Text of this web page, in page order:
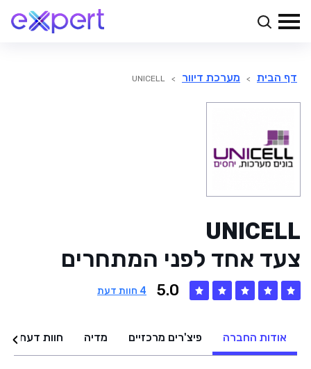
דף הבית > מערכת דיוור >
UNICELL
UNICELL
צעד אחד לפני המתחרים
5.0
4 חוות דעת
אודות החברה פיצ'רים מרכזיים מדיה חוות דעת